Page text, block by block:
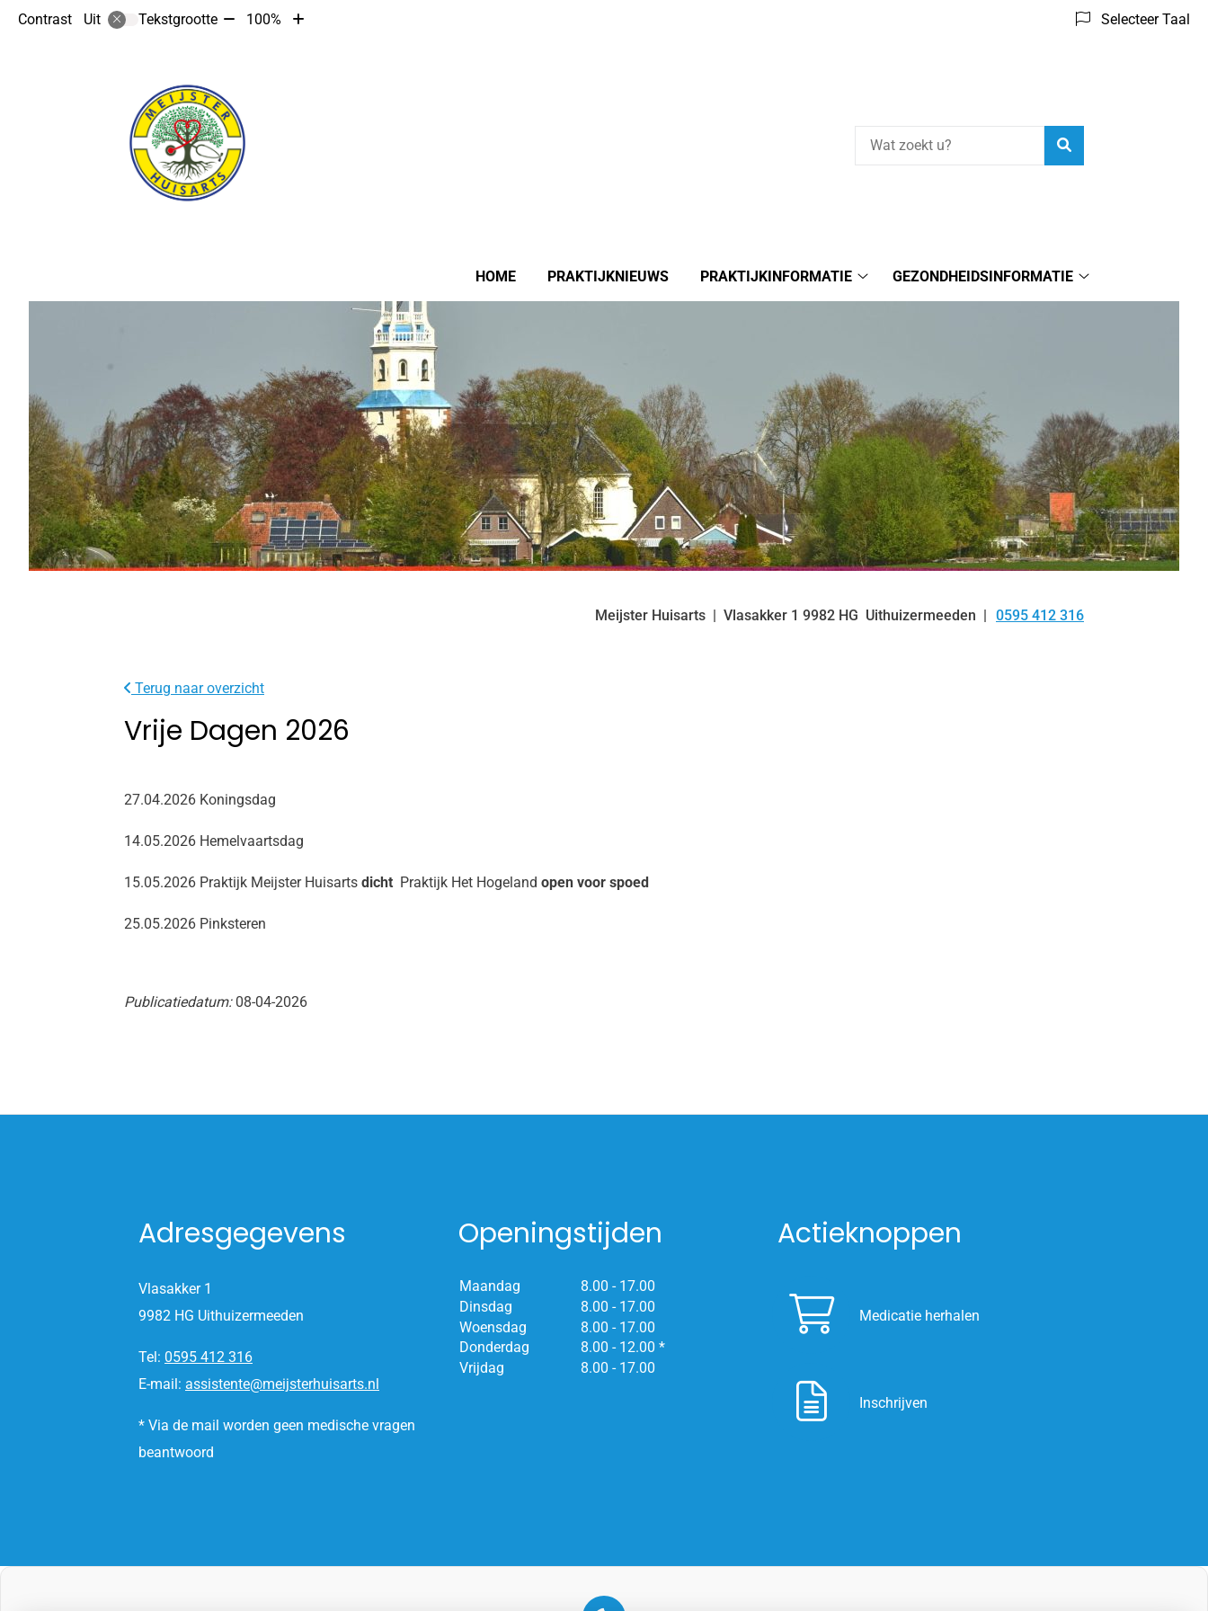
Contrast Uit Tekstgrootte Tekst100%
Tekst
Selecteer Taal
HOME PRAKTIJKNIEUWS
PRAKTIJKINFORMATIE
GEZONDHEIDSINFORMATIE
Meijster Huisarts Vlasakker 1 9982 HG Uithuizermeeden Tel:
0595 412 316
Terug naar overzicht
Vrije Dagen 2026
27.04.2026 Koningsdag
14.05.2026 Hemelvaartsdag
15.05.2026 Praktijk Meijster Huisarts dicht Praktijk Het Hogeland open voor spoed
25.05.2026 Pinksteren
Publicatiedatum: 08-04-2026
Adresgegevens
Vlasakker 1
9982 HG Uithuizermeeden
Tel: 0595 412 316
E-mail: assistente@meijsterhuisarts.nl
* Via de mail worden geen medische vragen
beantwoord
Openingstijden
Maandag
8.00 - 17.00
Dinsdag
8.00 - 17.00
Woensdag
8.00 - 17.00
Donderdag
8.00 - 12.00 *
Vrijdag
8.00 - 17.00
Actieknoppen
Medicatie herhalen
Inschrijven